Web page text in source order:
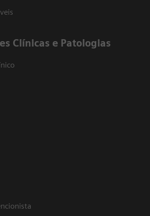
Clínicas e Patologias